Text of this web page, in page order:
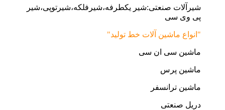
شیرآلات صنعتی:شیر یکطرفه،شیرفلکه،شیرتوپی،شیر
پی وی سی
"انواع ماشین آلات خط تولید"
ماشین سی ان سی
ماشین پرس
ماشین ترانسفر
دریل صنعتی